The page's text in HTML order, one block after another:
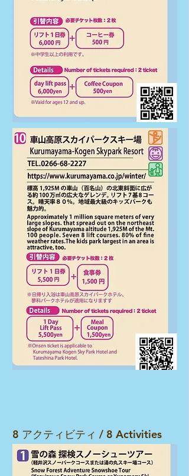
​8 アクティビティ / 8 Activities